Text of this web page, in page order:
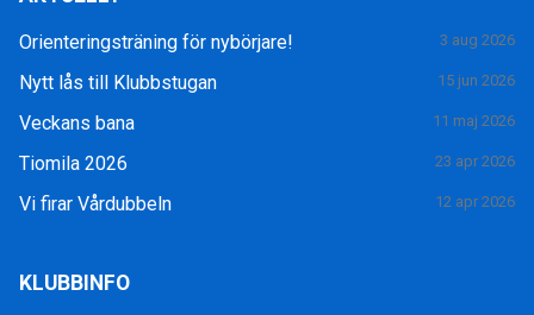
Orienteringsträning för nybörjare! 3 aug 2026
Nytt lås till Klubbstugan 15 jun 2026
Veckans bana 11 maj 2026
Tiomila 2026 23 apr 2026
Vi firar Vårdubbeln 12 apr 2026
KLUBBINFO